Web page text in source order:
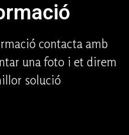
contacta amb
una foto i et direm
solució